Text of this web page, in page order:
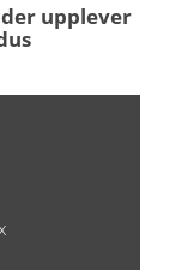
upplever